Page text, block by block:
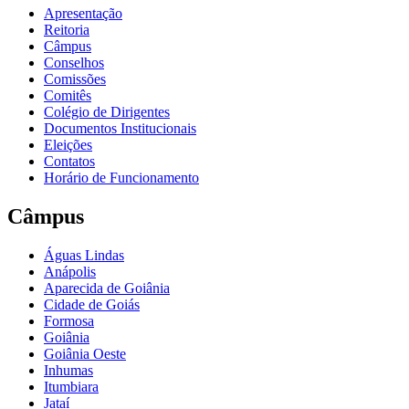
Apresentação
Reitoria
Câmpus
Conselhos
Comissões
Comitês
Colégio de Dirigentes
Documentos Institucionais
Eleições
Contatos
Horário de Funcionamento
Câmpus
Águas Lindas
Anápolis
Aparecida de Goiânia
Cidade de Goiás
Formosa
Goiânia
Goiânia Oeste
Inhumas
Itumbiara
Jataí